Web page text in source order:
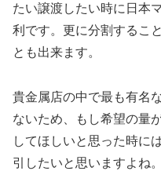
たい譲渡したい時に日本
利です。更に分割するこ
とも出来ます。
貴金属店の中で最も有名
ないため、もし希望の量
してほしいと思った時に
引したいと思いますよね。